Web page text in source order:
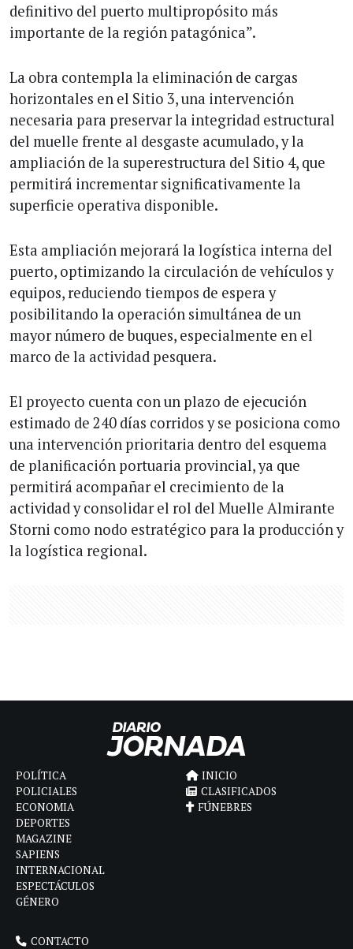
definitivo del puerto multipropósito más
importante de la región patagónica”.
La obra contempla la eliminación de cargas
horizontales en el Sitio 3, una intervención
necesaria para preservar la integridad estructural
del muelle frente al desgaste acumulado, y la
ampliación de la superestructura del Sitio 4, que
permitirá incrementar significativamente la
superficie operativa disponible.
Esta ampliación mejorará la logística interna del
puerto, optimizando la circulación de vehículos y
equipos, reduciendo tiempos de espera y
posibilitando la operación simultánea de un
mayor número de buques, especialmente en el
marco de la actividad pesquera.
El proyecto cuenta con un plazo de ejecución
estimado de 240 días corridos y se posiciona como
una intervención prioritaria dentro del esquema
de planificación portuaria provincial, ya que
permitirá acompañar el crecimiento de la
actividad y consolidar el rol del Muelle Almirante
Storni como nodo estratégico para la producción y
la logística regional.
POLÍTICA
POLICIALES
ECONOMIA
DEPORTES
MAGAZINE
SAPIENS
INTERNACIONAL
ESPECTÁCULOS
GÉNERO
INICIO
CLASIFICADOS
FÚNEBRES
CONTACTO